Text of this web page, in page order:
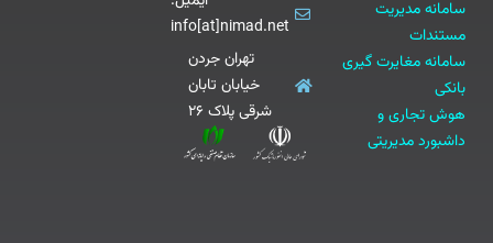
سامانه مدیریت
مستندات
سامانه مغایرت گیری
بانکی
هوش تجاری و
داشبورد مدیریتی
info[at]nimad.net
تهران جردن
خیابان تابان
شرقی پلاک ۲۶